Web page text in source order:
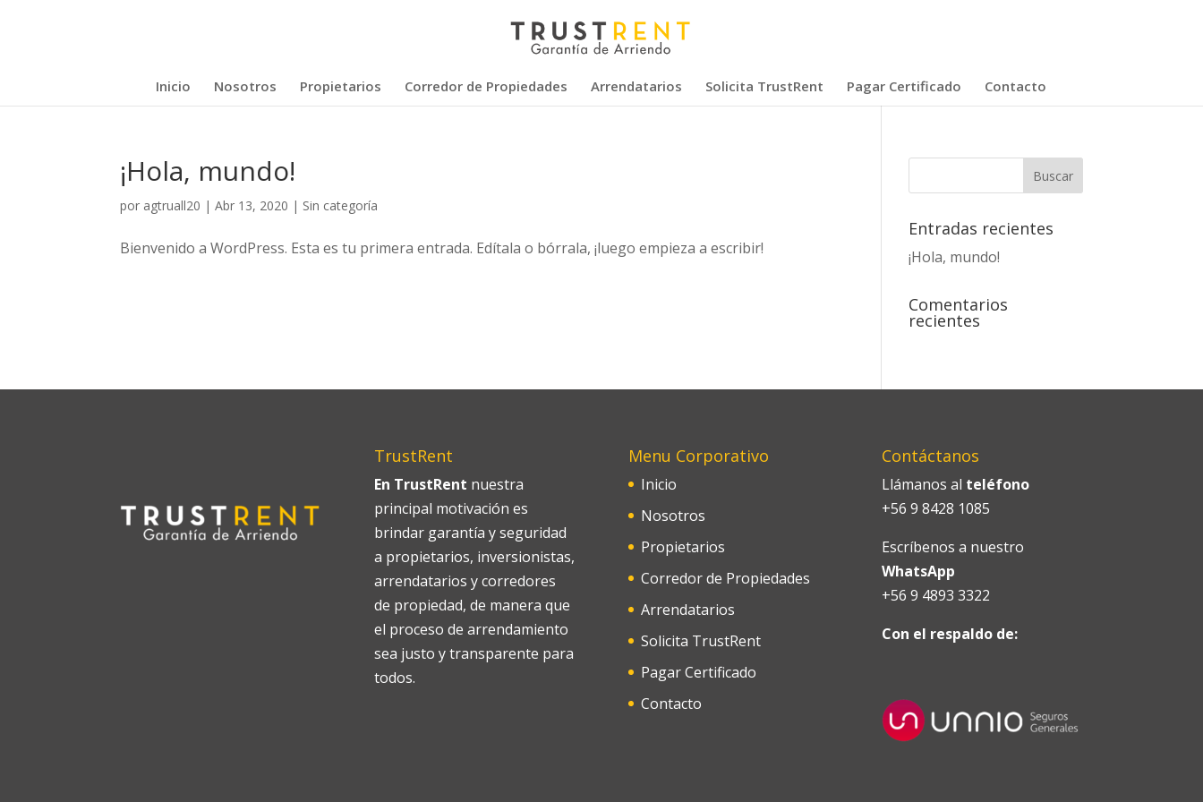
Inicio Nosotros Propietarios Corredor de Propiedades Arrendatarios Solicita TrustRent Pagar Certificado Contacto
¡Hola, mundo!
por agtruall20 |Abr 13, 2020 | Sin categoría
Bienvenido a WordPress. Esta es tu primera entrada. Edítala o bórrala, ¡luego empieza a escribir!
Entradas recientes
¡Hola, mundo!
Comentarios
recientes
TrustRent
En TrustRent nuestra
principal motivación es
brindar garantía y seguridad
a propietarios, inversionistas,
arrendatarios y corredores
de propiedad, de manera que
el proceso de arrendamiento
sea justo y transparente para
todos.
Menu Corporativo
Inicio
Nosotros
Propietarios
Corredor de Propiedades
Arrendatarios
Solicita TrustRent
Pagar Certificado
Contacto
Contáctanos
Llámanos al teléfono
+56 9 8428 1085
Escríbenos a nuestro
WhatsApp
+56 9 4893 3322
Con el respaldo de: